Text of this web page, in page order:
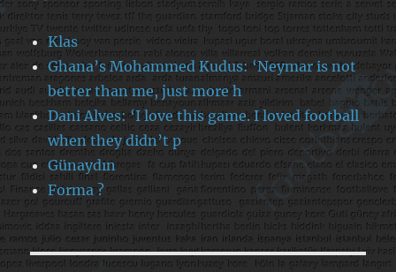
Klas
Ghana’s Mohammed Kudus: ‘Neymar is not
better than me, just more h
Dani Alves: ‘I love this game. I loved football
when they didn’t p
Günaydın
Forma ?